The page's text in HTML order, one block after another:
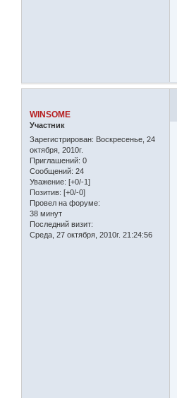
WINSOME
Участник
Зарегистрирован: Воскресенье, 24
октября, 2010г.
Приглашений: 0
Сообщений: 24
Уважение: [+0/-1]
Позитив: [+0/-0]
Провел на форуме:
38 минут
Последний визит:
Среда, 27 октября, 2010г. 21:24:56